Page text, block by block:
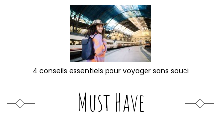
4 conseils essentiels pour voyager sans souci
Must Have